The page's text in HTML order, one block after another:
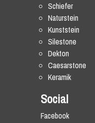
Schiefer
Naturstein
Kunststein
Silestone
Dekton
Caesarstone
Keramik
Social
Facebook